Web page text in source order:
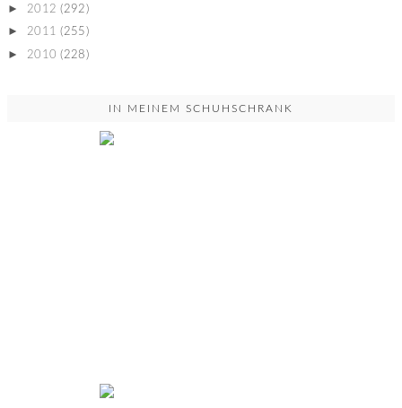
► 2012 (292)
► 2011 (255)
► 2010 (228)
IN MEINEM SCHUHSCHRANK